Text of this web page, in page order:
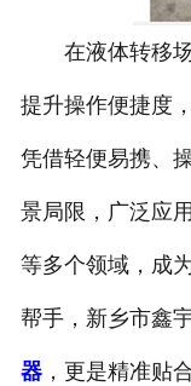
在液体转移场
提升操作便捷度
凭借轻便易携、
景局限，广泛应
等多个领域，成
帮手，新乡市鑫
器，更是精准贴